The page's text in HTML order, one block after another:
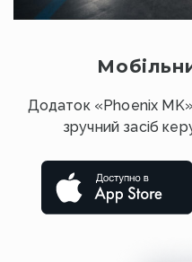
Додаток «Phoenix
зручний засіб